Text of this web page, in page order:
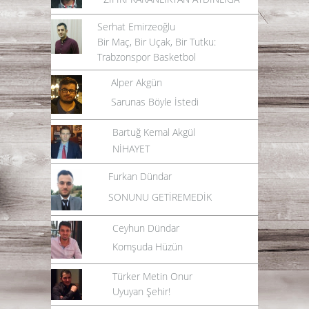
Serhat Emirzeoğlu
Bir Maç, Bir Uçak, Bir Tutku:
Trabzonspor Basketbol
Alper Akgün
Sarunas Böyle İstedi
Bartuğ Kemal Akgül
NİHAYET
Furkan Dündar
SONUNU GETİREMEDİK
Ceyhun Dündar
Komşuda Hüzün
Türker Metin Onur
Uyuyan Şehir!